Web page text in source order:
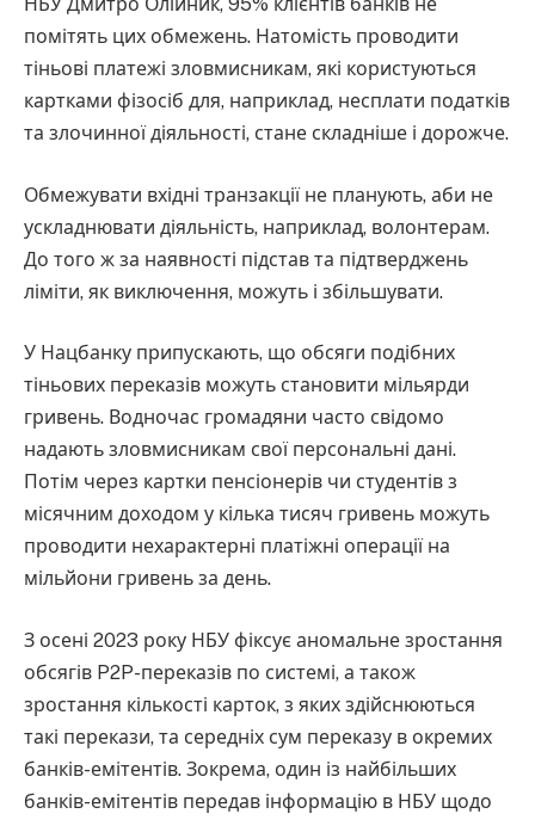
помітять цих обмежень. Натомість проводити
тіньові платежі зловмисникам, які користуються
картками фізосіб для, наприклад, несплати податків
та злочинної діяльності, стане складніше і дорожче.
Обмежувати вхідні транзакції не планують, аби не
ускладнювати діяльність, наприклад, волонтерам.
До того ж за наявності підстав та підтверджень
ліміти, як виключення, можуть і збільшувати.
У Нацбанку припускають, що обсяги подібних
тіньових переказів можуть становити мільярди
гривень. Водночас громадяни часто свідомо
надають зловмисникам свої персональні дані.
Потім через картки пенсіонерів чи студентів з
місячним доходом у кілька тисяч гривень можуть
проводити нехарактерні платіжні операції на
мільйони гривень за день.
З осені 2023 року НБУ фіксує аномальне зростання
обсягів P2P-переказів по системі, а також
зростання кількості карток, з яких здійснюються
такі перекази, та середніх сум переказу в окремих
банків-емітентів. Зокрема, один із найбільших
банків-емітентів передав інформацію в НБУ щодо